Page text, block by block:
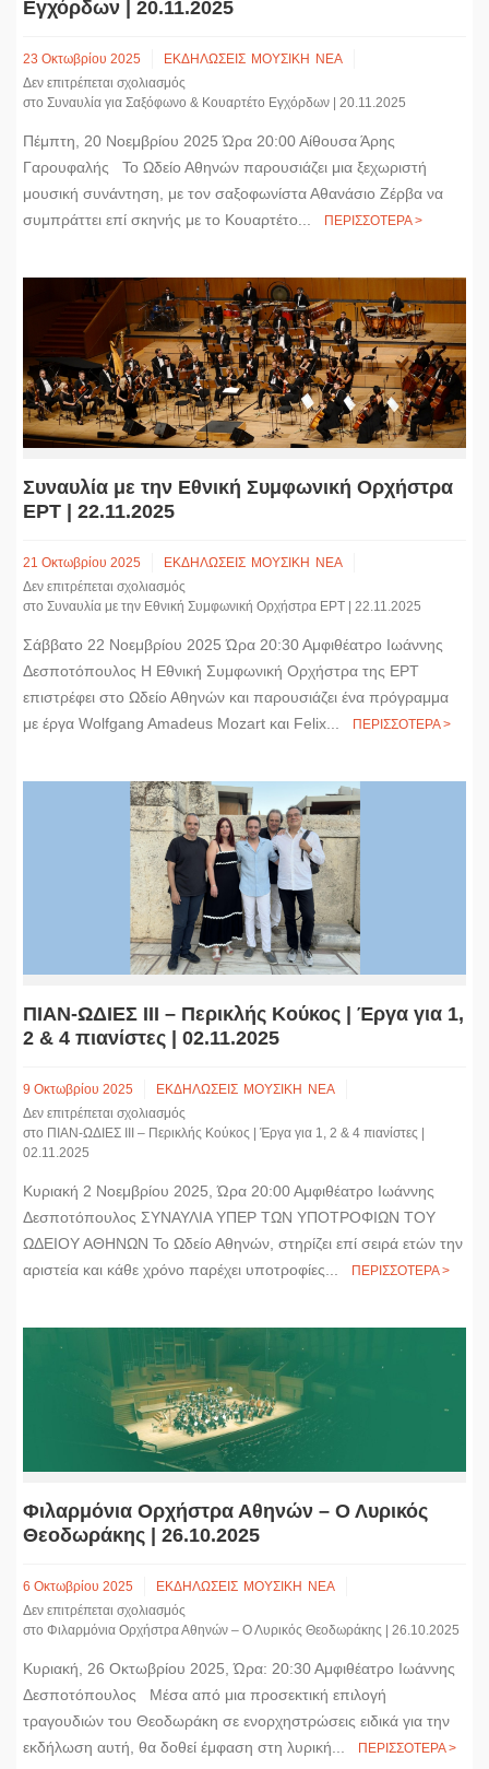
Εγχόρδων | 20.11.2025
23 Οκτωβρίου 2025 ΕΚΔΗΛΩΣΕΙΣ ΜΟΥΣΙΚΗ
ΝΕΑ
Δεν επιτρέπεται σχολιασμός
στο Συναυλία για Σαξόφωνο & Κουαρτέτο Εγχόρδων | 20.11.2025
Πέμπτη, 20 Νοεμβρίου 2025 Ώρα 20:00 Αίθουσα Άρης
Γαρουφαλής Το Ωδείο Αθηνών παρουσιάζει μια ξεχωριστή
μουσική συνάντηση, με τον σαξοφωνίστα Αθανάσιο Ζέρβα να
συμπράττει επί σκηνής με το Κουαρτέτο...
ΠΕΡΙΣΣΟΤΕΡΑ >
Συναυλία με την Εθνική Συμφωνική Ορχήστρα
ΕΡΤ | 22.11.2025
21 Οκτωβρίου 2025 ΕΚΔΗΛΩΣΕΙΣ ΜΟΥΣΙΚΗ ΝΕΑ
Δεν επιτρέπεται σχολιασμός
στο Συναυλία με την Εθνική Συμφωνική Ορχήστρα ΕΡΤ | 22.11.2025
Σάββατο 22 Νοεμβρίου 2025 Ώρα 20:30 Αμφιθέατρο Ιωάννης
Δεσποτόπουλος Η Εθνική Συμφωνική Ορχήστρα της ΕΡΤ
επιστρέφει στο Ωδείο Αθηνών και παρουσιάζει ένα πρόγραμμα
με έργα Wolfgang Amadeus Mozart και Felix...
ΠΕΡΙΣΣΟΤΕΡΑ >
ΠΙΑΝ-ΩΔΙΕΣ ΙΙΙ – Περικλής Κούκος | Έργα για 1,
2 & 4 πιανίστες | 02.11.2025
9 Οκτωβρίου 2025 ΕΚΔΗΛΩΣΕΙΣ ΜΟΥΣΙΚΗ
ΝΕΑ
Δεν επιτρέπεται σχολιασμός
στο ΠΙΑΝ-ΩΔΙΕΣ ΙΙΙ – Περικλής Κούκος | Έργα για 1, 2 & 4 πιανίστες |
02.11.2025
Κυριακή 2 Νοεμβρίου 2025, Ώρα 20:00 Αμφιθέατρο Ιωάννης
Δεσποτόπουλος ΣΥΝΑΥΛΙΑ ΥΠΕΡ ΤΩΝ ΥΠΟΤΡΟΦΙΩΝ ΤΟΥ
ΩΔΕΙΟΥ ΑΘΗΝΩΝ Το Ωδείο Αθηνών, στηρίζει επί σειρά ετών την
αριστεία και κάθε χρόνο παρέχει υποτροφίες...
ΠΕΡΙΣΣΟΤΕΡΑ >
Φιλαρμόνια Ορχήστρα Αθηνών – Ο Λυρικός
Θεοδωράκης | 26.10.2025
6 Οκτωβρίου 2025 ΕΚΔΗΛΩΣΕΙΣ ΜΟΥΣΙΚΗ
ΝΕΑ
Δεν επιτρέπεται σχολιασμός
στο Φιλαρμόνια Ορχήστρα Αθηνών – Ο Λυρικός Θεοδωράκης | 26.10.2025
Κυριακή, 26 Οκτωβρίου 2025, Ώρα: 20:30 Αμφιθέατρο Ιωάννης
Δεσποτόπουλος Μέσα από μια προσεκτική επιλογή
τραγουδιών του Θεοδωράκη σε ενορχηστρώσεις ειδικά για την
εκδήλωση αυτή, θα δοθεί έμφαση στη λυρική...
ΠΕΡΙΣΣΟΤΕΡΑ >